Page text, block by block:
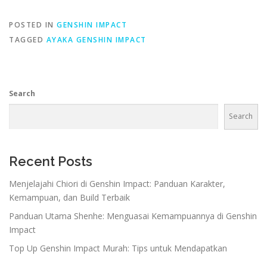
POSTED IN GENSHIN IMPACT
TAGGED AYAKA GENSHIN IMPACT
Search
Search
Recent Posts
Menjelajahi Chiori di Genshin Impact: Panduan Karakter,
Kemampuan, dan Build Terbaik
Panduan Utama Shenhe: Menguasai Kemampuannya di Genshin
Impact
Top Up Genshin Impact Murah: Tips untuk Mendapatkan